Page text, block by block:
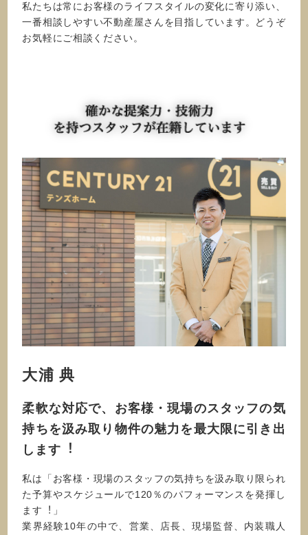
私たちは常にお客様のライフスタイルの変化に寄り添い、
⼀番相談しやすい不動産屋さんを⽬指しています。どうぞ
お気軽にご相談ください。
大浦 典
柔軟な対応で、お客様・現場のスタッフの気
持ちを汲み取り物件の魅⼒を最⼤限に引き出
します︕
私は「お客様・現場のスタッフの気持ちを汲み取り限られ
た予算やスケジュールで120％のパフォーマンスを発揮し
ます︕」
業界経験10年の中で、営業、店⻑、現場監督、内装職⼈